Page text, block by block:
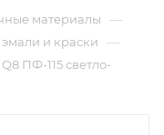
материалы —
и краски —
ПФ-115 светло-